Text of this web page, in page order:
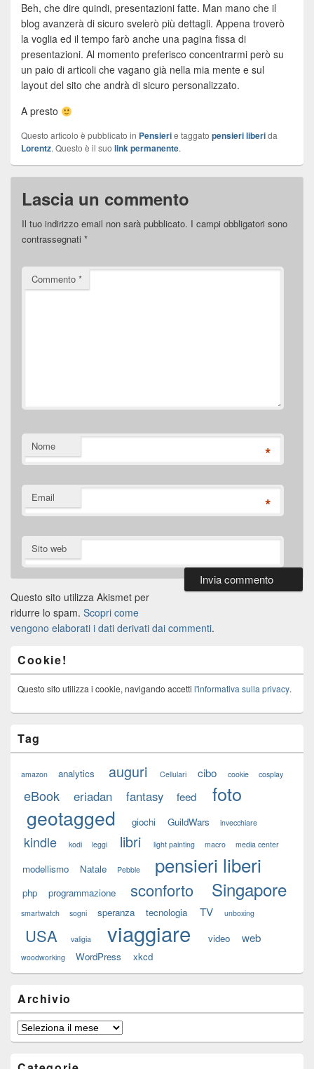
Beh, che dire quindi, presentazioni fatte. Man mano che il
blog avanzerà di sicuro svelerò più dettagli. Appena troverò
la voglia ed il tempo farò anche una pagina fissa di
presentazioni. Al momento preferisco concentrarmi però su
un paio di articoli che vagano già nella mia mente e sul
layout del sito che andrà di sicuro personalizzato.
A presto
Questo articolo è pubblicato in Pensierie taggato pensieri liberida
Lorentz. Questo è il suo link permanente.
Lascia un commento
Il tuo indirizzo email non sarà pubblicato. I campi obbligatori sono
contrassegnati *
Commento *
Nome *
Email *
Sito web
Questo sito utilizza Akismet per
ridurre lo spam. Scopri come
vengono elaborati i dati derivati dai commenti.
Cookie!
Questo sito utilizza i cookie, navigando accetti l'informativa sulla privacy.
Tag
amazon analytics auguri Cellulari cibo cookie cosplay
eBook eriadan fantasy feed foto
geotagged giochi GuildWars invecchiare
kindle kodi leggi libri light painting macro media center
modellismo Natale Pebble pensieri liberi
php programmazione sconforto Singapore
smartwatch sogni speranza tecnologia TV unboxing
USA valigia viaggiare video web
woodworking WordPress xkcd
Archivio
Archivio